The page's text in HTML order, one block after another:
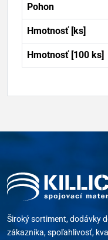
Pohon
Hmotnosť [ks]
Hmotnosť [100 ks]
Široký sortiment, dodávky
zákazníka, spoľahlivosť,